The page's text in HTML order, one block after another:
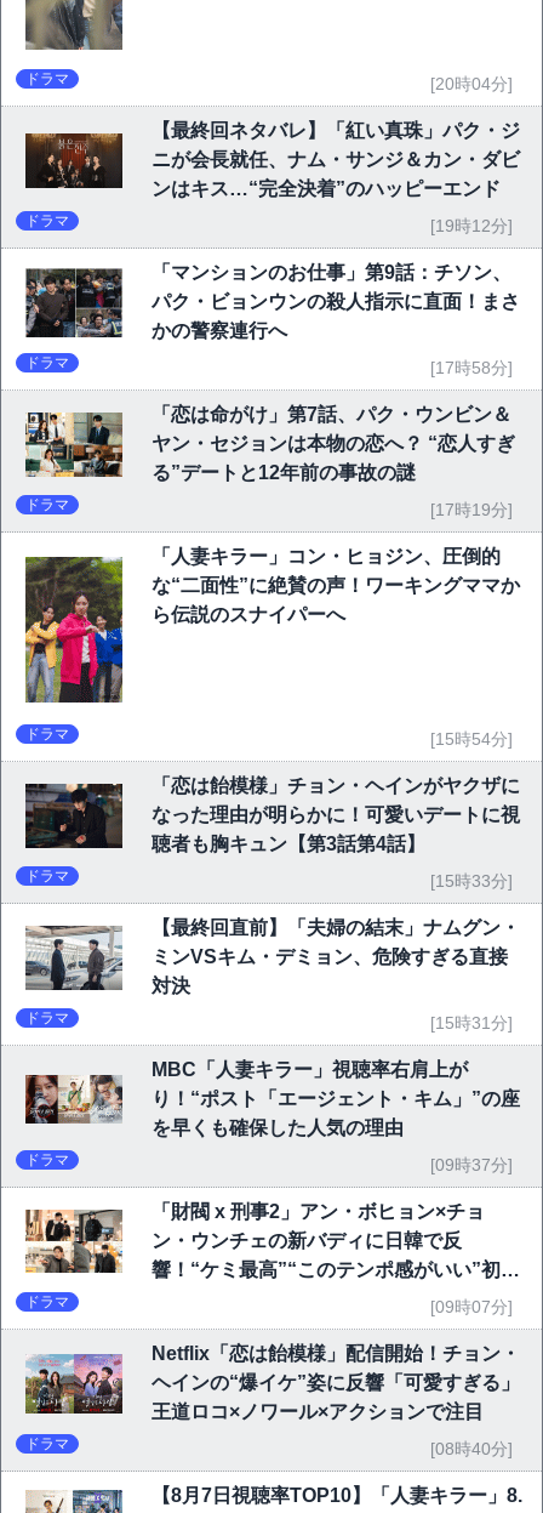
ドラマ [20時04分]
【最終回ネタバレ】「紅い真珠」パク・ジ
ニが会長就任、ナム・サンジ＆カン・ダビ
ンはキス…“完全決着”のハッピーエンド
ドラマ [19時12分]
「マンションのお仕事」第9話：チソン、
パク・ビョンウンの殺人指示に直面！まさ
かの警察連行へ
ドラマ [17時58分]
「恋は命がけ」第7話、パク・ウンビン＆
ヤン・セジョンは本物の恋へ？ “恋人すぎ
る”デートと12年前の事故の謎
ドラマ [17時19分]
「人妻キラー」コン・ヒョジン、圧倒的
な“二面性”に絶賛の声！ワーキングママか
ら伝説のスナイパーへ
ドラマ [15時54分]
「恋は飴模様」チョン・ヘインがヤクザに
なった理由が明らかに！可愛いデートに視
聴者も胸キュン【第3話第4話】
ドラマ [15時33分]
【最終回直前】「夫婦の結末」ナムグン・
ミンVSキム・デミョン、危険すぎる直接
対決
ドラマ [15時31分]
MBC「人妻キラー」視聴率右肩上が
り！“ポスト「エージェント・キム」”の座
を早くも確保した人気の理由
ドラマ [09時37分]
「財閥 x 刑事2」アン・ボヒョン×チョ
ン・ウンチェの新バディに日韓で反
響！“ケミ最高”“このテンポ感がいい”初回
ドラマ [09時07分]
Netflix「恋は飴模様」配信開始！チョン・
ヘインの“爆イケ”姿に反響「可愛すぎる」
王道ロコ×ノワール×アクションで注目
ドラマ [08時40分]
【8月7日視聴率TOP10】「人妻キラー」8.